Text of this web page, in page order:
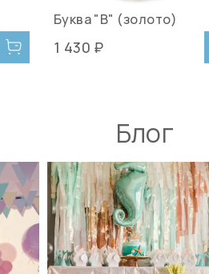
Буква "В" (золото)
1 430 ₽
Блог